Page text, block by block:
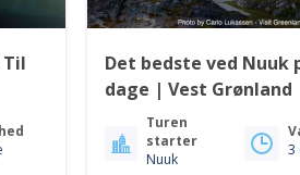
Det bedste ved Nuuk
dage | Vest Grønland
Turen
starter
Nuuk
3